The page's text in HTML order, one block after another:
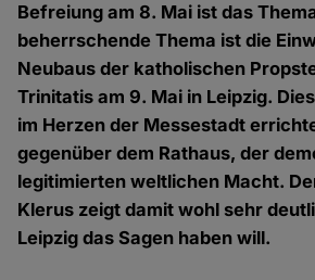
Befreiung am 8. Mai ist das
beherrschende Thema ist die
Neubaus der katholischen
Trinitatis am 9. Mai in Leipzig.
im Herzen der Messestadt
gegenüber dem Rathaus, der
legitimierten weltlichen Macht.
Klerus zeigt damit wohl sehr
Leipzig das Sagen haben will.